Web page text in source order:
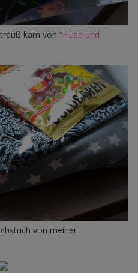
kam von “Fluse und
von meiner